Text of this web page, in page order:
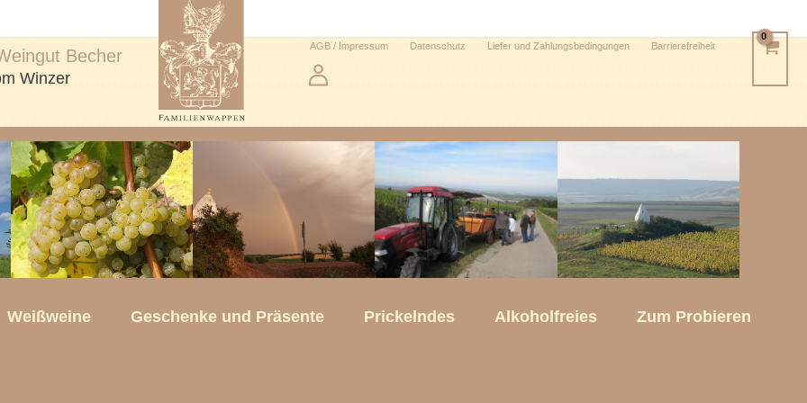
Becher
Winzer
AGB / Impressum Datenschutz Liefer und Zahlungsbedingungen Barrierefreiheit
Weißweine Geschenke und Präsente Prickelndes Alkoholfreies Zum Probieren